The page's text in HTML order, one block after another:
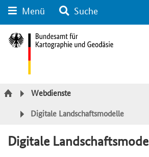
Kategorie Navigation
Menü Suche
Webdienste
Digitale Landschaftsmodelle
Digitale